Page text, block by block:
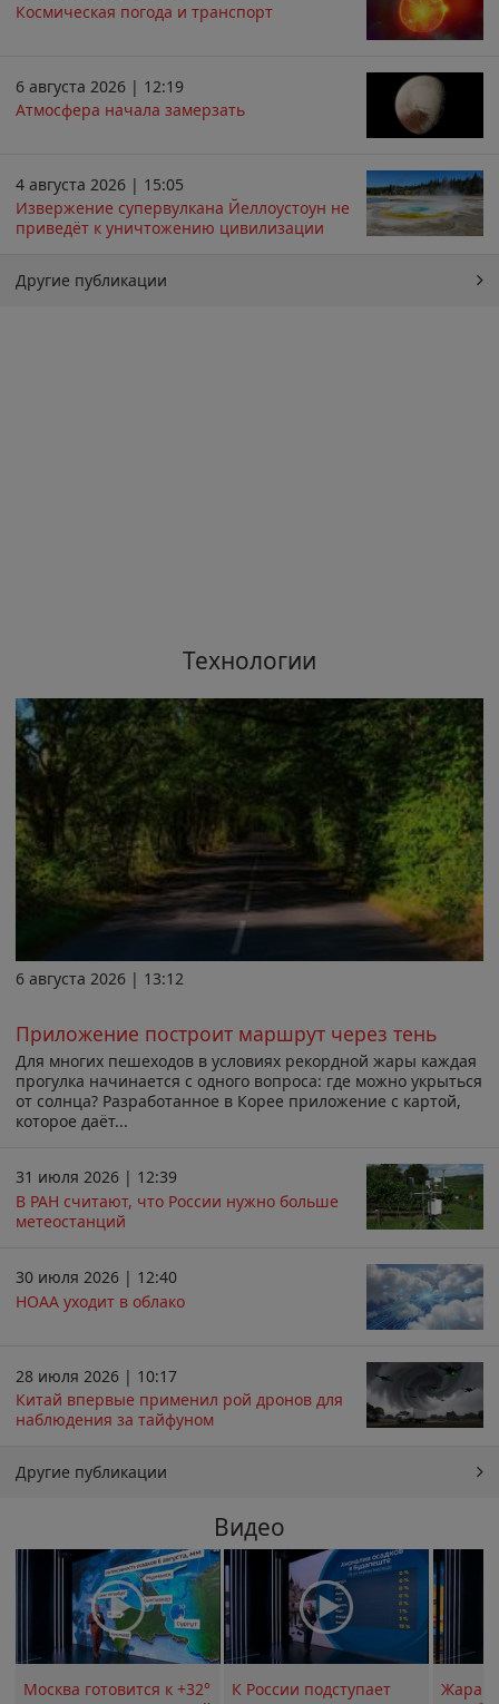
Космическая погода и транспорт
6 августа 2026 | 12:19
Атмосфера начала замерзать
4 августа 2026 | 15:05
Извержение супервулкана Йеллоустоун не
приведёт к уничтожению цивилизации
Другие публикации
Технологии
6 августа 2026 | 13:12
Приложение построит маршрут через тень
Для многих пешеходов в условиях рекордной жары каждая
прогулка начинается с одного вопроса: где можно укрыться
от солнца? Разработанное в Корее приложение с картой,
которое даёт...
31 июля 2026 | 12:39
В РАН считают, что России нужно больше
метеостанций
30 июля 2026 | 12:40
НОАА уходит в облако
28 июля 2026 | 10:17
Китай впервые применил рой дронов для
наблюдения за тайфуном
Другие публикации
Видео
Москва готовится к +32°
К России подступает
Жара в